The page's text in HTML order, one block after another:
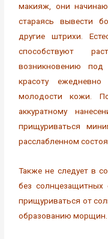
макияж, они
стараясь вывести
другие штрихи.
способствуют
возникновению
красоту
молодости кожи.
аккуратному
прищуриваться
расслабленном
Также не следует в
без солнцезащитных
прищуриваться от
образованию морщин.